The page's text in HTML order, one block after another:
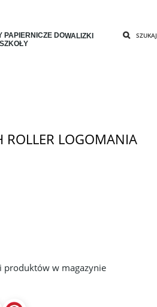
SZUKAJ
PAPIERNICZE DO
SZKOŁY
WALIZKI
ROLLER LOGOMANIA
produktów w magazynie